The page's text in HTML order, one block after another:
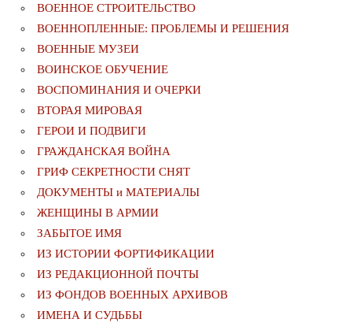
ВОЕННОЕ СТРОИТЕЛЬСТВО
ВОЕННОПЛЕННЫЕ: ПРОБЛЕМЫ И РЕШЕНИЯ
ВОЕННЫЕ МУЗЕИ
ВОИНСКОЕ ОБУЧЕНИЕ
ВОСПОМИНАНИЯ И ОЧЕРКИ
ВТОРАЯ МИРОВАЯ
ГЕРОИ И ПОДВИГИ
ГРАЖДАНСКАЯ ВОЙНА
ГРИФ СЕКРЕТНОСТИ СНЯТ
ДОКУМЕНТЫ и МАТЕРИАЛЫ
ЖЕНЩИНЫ В АРМИИ
ЗАБЫТОЕ ИМЯ
ИЗ ИСТОРИИ ФОРТИФИКАЦИИ
ИЗ РЕДАКЦИОННОЙ ПОЧТЫ
ИЗ ФОНДОВ ВОЕННЫХ АРХИВОВ
ИМЕНА И СУДЬБЫ